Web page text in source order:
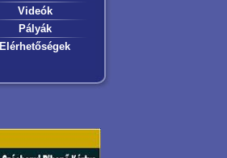
Videók
Pályák
Elérhetőségek